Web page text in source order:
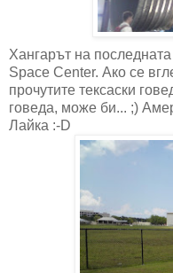
Хангарът на
Space Center. Ако се
прочутите тексаски
говеда, може би... ;)
Лайка :-D